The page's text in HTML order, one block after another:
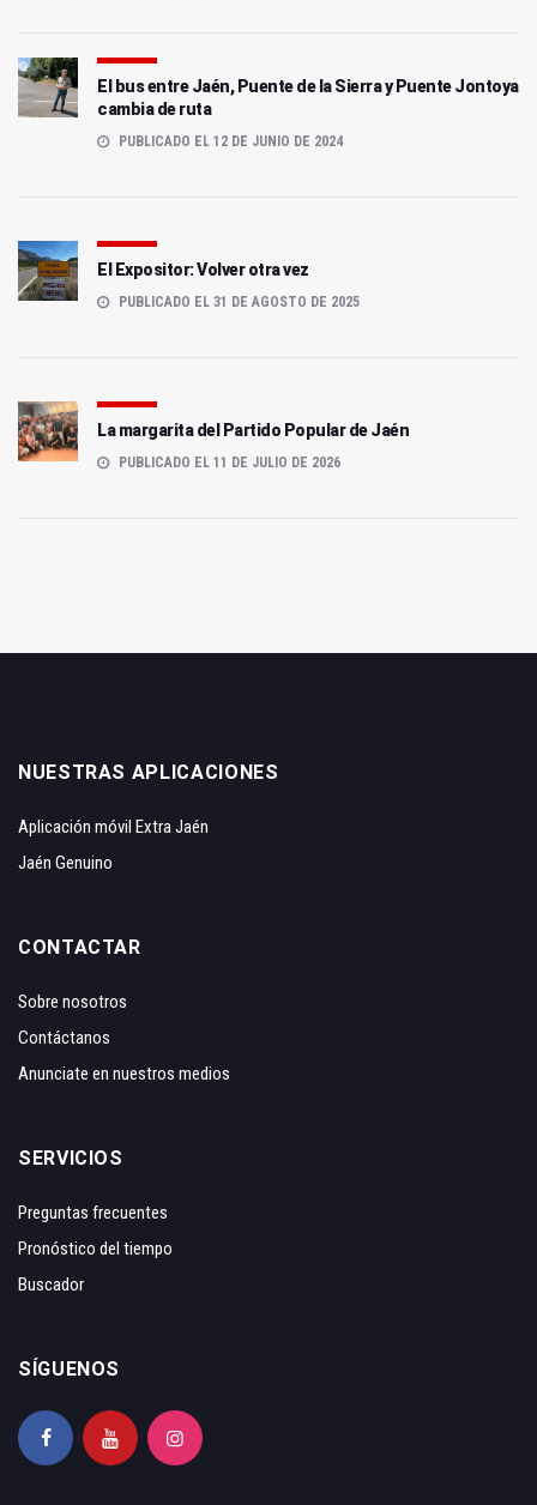
El bus entre Jaén, Puente de la Sierra y Puente Jontoya
cambia de ruta
PUBLICADO EL 12 DE JUNIO DE 2024
El Expositor: Volver otra vez
PUBLICADO EL 31 DE AGOSTO DE 2025
La margarita del Partido Popular de Jaén
PUBLICADO EL 11 DE JULIO DE 2026
NUESTRAS APLICACIONES
Aplicación móvil Extra Jaén
Jaén Genuino
CONTACTAR
Sobre nosotros
Contáctanos
Anunciate en nuestros medios
SERVICIOS
Preguntas frecuentes
Pronóstico del tiempo
Buscador
SÍGUENOS